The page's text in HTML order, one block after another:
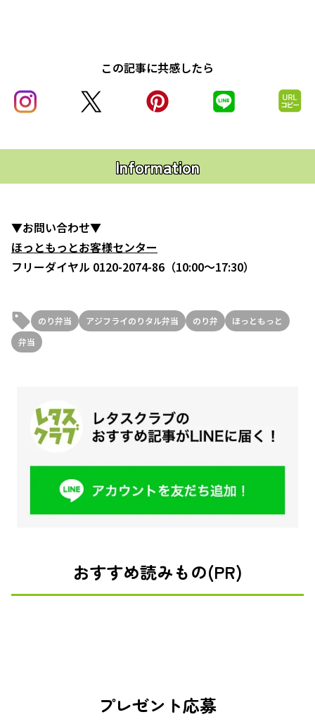
この記事に共感したら
Information
▼お問い合わせ▼
ほっともっとお客様センター
フリーダイヤル 0120-2074-86（10:00～17:30）
のり弁当 アジフライのりタル弁当 のり弁
ほっともっと
弁当
おすすめ読みもの(PR)
プレゼント応募